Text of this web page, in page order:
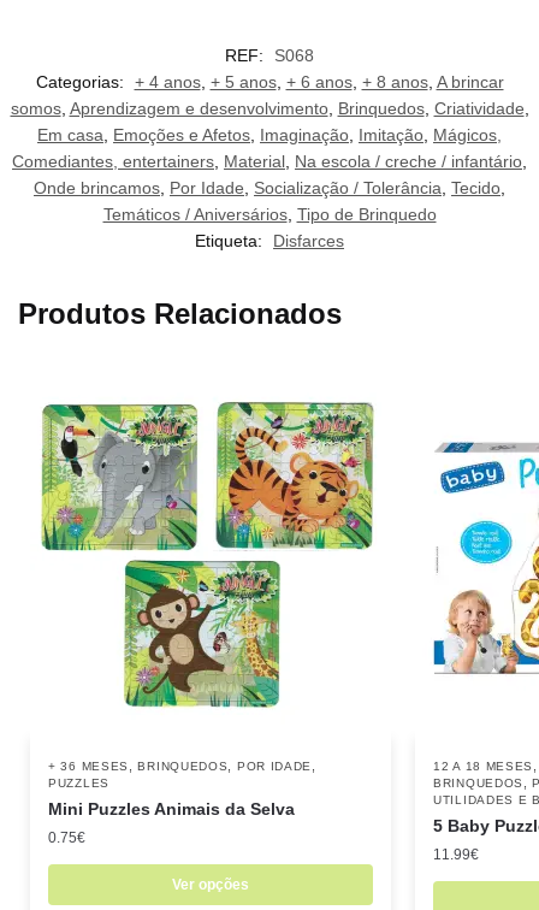
REF:
S068
Categorias:
+ 4 anos, + 5 anos, + 6 anos, + 8 anos, A brincar
somos, Aprendizagem e desenvolvimento, Brinquedos, Criatividade
Em casa
Emoções e Afetos Imaginação Imitação Mágicos,
Comediantes, entertainers Material Na escola / creche / infantário
Onde brincamos Por Idade Socialização / Tolerância Tecido
Temáticos / Aniversários, Tipo de Brinquedo
Etiqueta:
Disfarces
Produtos Relacionados
+ 36 MESES ,BRINQUEDOS POR IDADE
PUZZLES
Mini Puzzles Animais da Selva
0.75€
Ver opções
12 A 18 MESES
BRINQUEDOS ,
UTILIDADES E
5 Baby
11.99€